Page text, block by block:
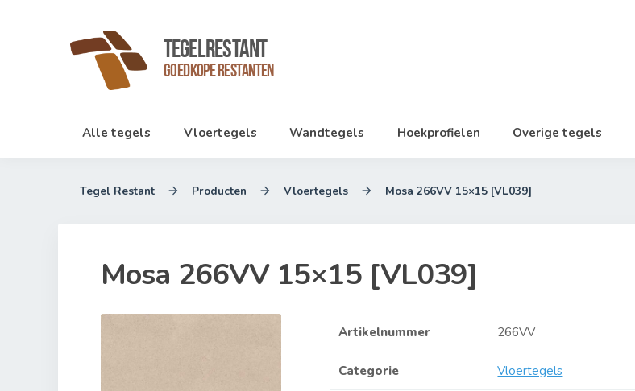
TegelRestant
Goedkope Restanten
Alle tegels Vloertegels Wandtegels Hoekprofielen Overige tegels
Tegel Restant  Producten  Vloertegels  Mosa 266VV 15×15 [VL039]
Mosa 266VV 15×15 [VL039]
Artikelnummer 266VV
Categorie Vloertegels